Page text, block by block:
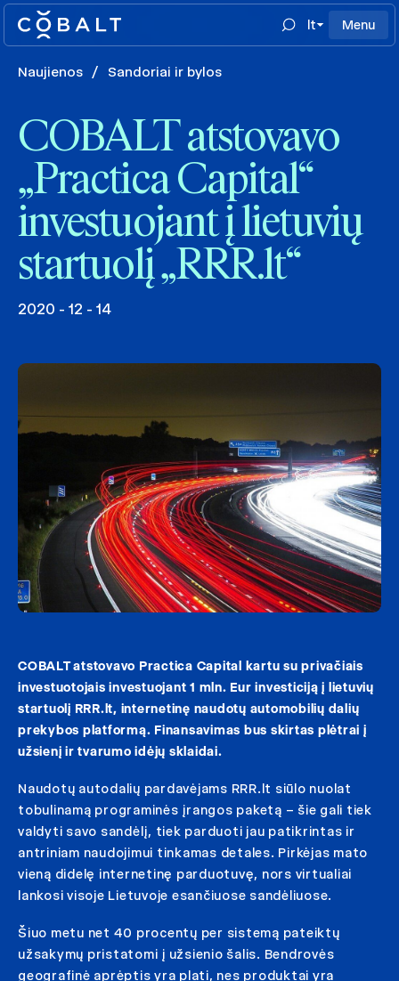
lt Menu
Naujienos / Sandoriai ir bylos
COBALT atstovavo
„Practica Capital“
investuojant į lietuvių
startuolį „RRR.lt“
2020 - 12 - 14
COBALT atstovavo Practica Capital kartu su privačiais
investuotojais investuojant 1 mln. Eur investiciją į lietuvių
startuolį RRR.lt, internetinę naudotų automobilių dalių
prekybos platformą. Finansavimas bus skirtas plėtrai į
užsienį ir tvarumo idėjų sklaidai.
Naudotų autodalių pardavėjams RRR.lt siūlo nuolat
tobulinamą programinės įrangos paketą – šie gali tiek
valdyti savo sandėlį, tiek parduoti jau patikrintas ir
antriniam naudojimui tinkamas detales. Pirkėjas mato
vieną didelę internetinę parduotuvę, nors virtualiai
lankosi visoje Lietuvoje esančiuose sandėliuose.
Šiuo metu net 40 procentų per sistemą pateiktų
užsakymų pristatomi į užsienio šalis. Bendrovės
geografinė aprėptis yra plati, nes produktai yra